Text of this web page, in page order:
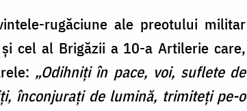
rugăciune ale preotului militar
cel al Brigăzii a 10-a Artilerie care,
„Odihniți în pace, voi, suflete de
înconjurați de lumină, trimiteți pe-o